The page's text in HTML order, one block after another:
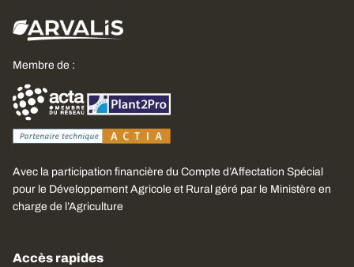
Membre de :
Avec la participation financière du Compte d’Affectation Spécial
pour le Développement Agricole et Rural géré par le Ministère en
charge de l’Agriculture
Accès rapides